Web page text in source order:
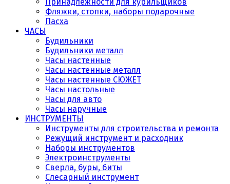
Фляжки, стопки, наборы подарочные
Пасха
ЧАСЫ
Будильники
Будильники металл
Часы настенные
Часы настенные металл
Часы настенные СЮЖЕТ
Часы настольные
Часы для авто
Часы наручные
ИНСТРУМЕНТЫ
Инструменты для строительства и ремонта
Режущий инструмент и расходник
Наборы инструментов
Электроинструменты
Сверла, буры, биты
Слесарный инструмент